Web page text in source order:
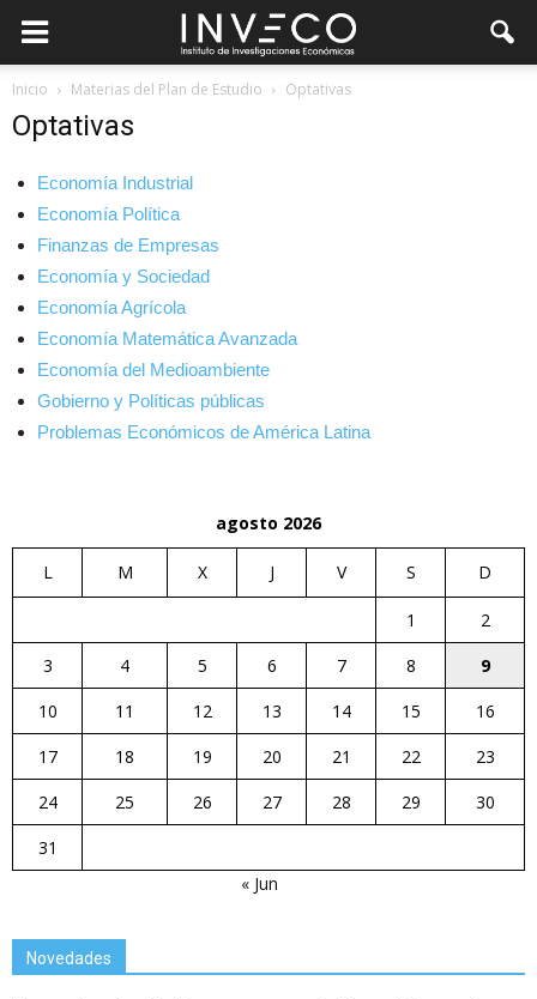
Inicio Materias del Plan de Estudio Optativas
Optativas
Economía Industrial
Economía Política
Finanzas de Empresas
Economía y Sociedad
Economía Agrícola
Economía Matemática Avanzada
Economía del Medioambiente
Gobierno y Políticas públicas
Problemas Económicos de América Latina
agosto 2026
L M X J V S D
1
2
3
4 5 6 7 8
9
10
11 12 13 14 15
16
17
18 19 20 21 22
23
24
25 26 27 28 29
30
31
« Jun
Novedades